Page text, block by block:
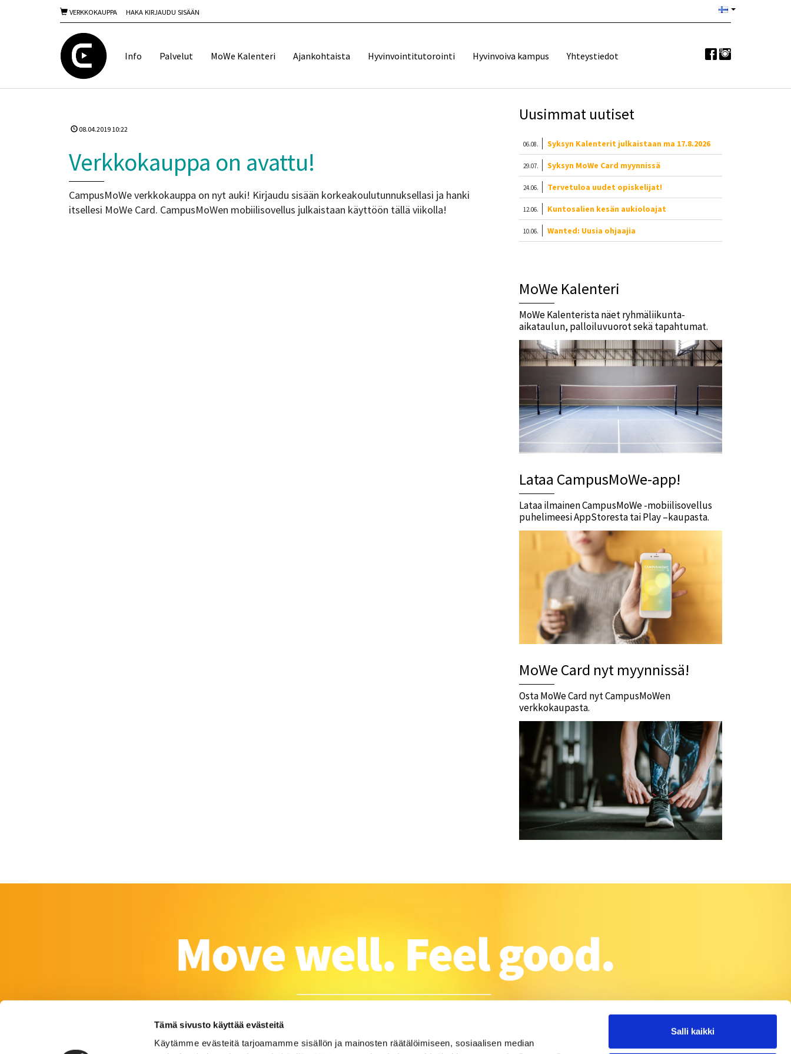
Tämä sivusto käyttää evästeitä
Käytämme evästeitä tarjoamamme sisällön ja mainosten räätälöimiseen, sosiaalisen median
Salli kaikki
VERKKOKAUPPA HAKA KIRJAUDU SISÄÄN
Info Palvelut MoWe Kalenteri Ajankohtaista Hyvinvointitutorointi Hyvinvoiva kampus Yhteystiedot
08.04.2019 10:22
Verkkokauppa on avattu!
CampusMoWe verkkokauppa on nyt auki! Kirjaudu sisään korkeakoulutunnuksellasi ja hanki
itsellesi MoWe Card. CampusMoWen mobiilisovellus julkaistaan käyttöön tällä viikolla!
Uusimmat uutiset
06.08. Syksyn Kalenterit julkaistaan ma 17.8.2026
29.07. Syksyn MoWe Card myynnissä
24.06. Tervetuloa uudet opiskelijat!
12.06. Kuntosalien kesän aukioloajat
10.06. Wanted: Uusia ohjaajia
MoWe Kalenteri
MoWe Kalenterista näet ryhmäliikunta-
aikataulun, palloiluvuorot sekä tapahtumat.
Lataa CampusMoWe-app!
Lataa ilmainen CampusMoWe -mobiilisovellus
puhelimeesi AppStoresta tai Play –kaupasta.
MoWe Card nyt myynnissä!
Osta MoWe Card nyt CampusMoWen
verkkokaupasta.